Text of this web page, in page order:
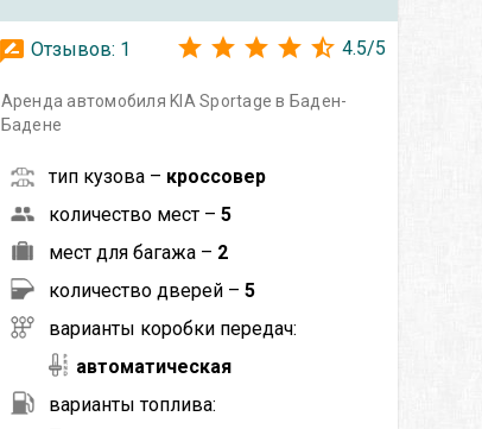
Отзывов: 1 4.5/5
Аренда автомобиля KIA Sportage в Баден-
Бадене
тип кузова – кроссовер
количество мест – 5
мест для багажа – 2
количество дверей – 5
варианты коробки передач:
автоматическая
варианты топлива: